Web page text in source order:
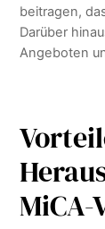
beitragen,
Darüber
Angeboten